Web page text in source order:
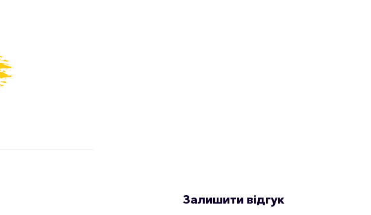
Залишити відгук